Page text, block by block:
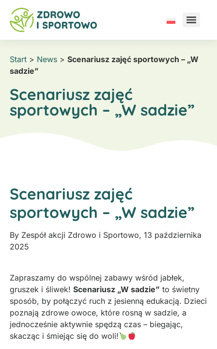
Start > News > Scenariusz zajęć sportowych – „W
sadzie”
Scenariusz zajęć
sportowych – „W sadzie”
Scenariusz zajęć
sportowych – „W sadzie”
By Zespół akcji Zdrowo i Sportowo, 13 października
2025
Zapraszamy do wspólnej zabawy wśród jabłek,
gruszek i śliwek! Scenariusz „W sadzie” to świetny
sposób, by połączyć ruch z jesienną edukacją. Dzieci
poznają zdrowe owoce, które rosną w sadzie, a
jednocześnie aktywnie spędzą czas – biegając,
skacząc i śmiejąc się do woli!